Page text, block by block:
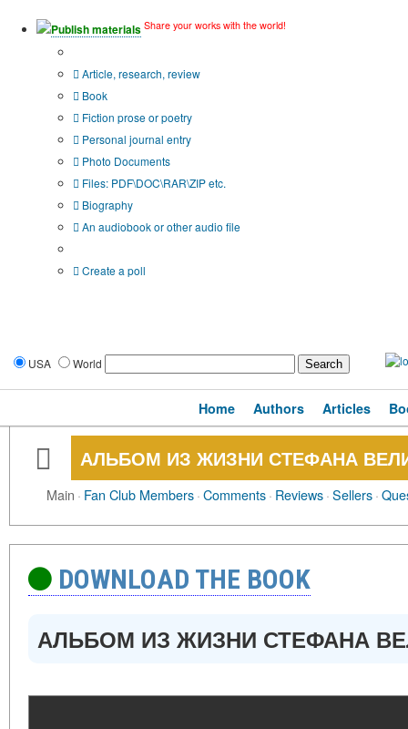
Publish materials Share your works with the world!
Article, research, review
Book
Fiction prose or poetry
Personal journal entry
Photo Documents
Files: PDF\DOC\RAR\ZIP etc.
Biography
An audiobook or other audio file
Create a poll
USA World
Home Authors Articles
АЛЬБОМ ИЗ ЖИЗНИ СТЕФАНА
Main · Fan Club Members·Comments· Reviews·Sellers·
DOWNLOAD THE BOOK
АЛЬБОМ ИЗ ЖИЗНИ СТЕФАНА